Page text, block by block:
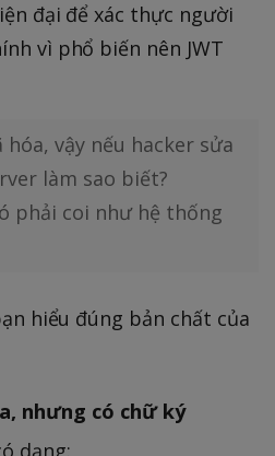
đại để xác thực người
vì phổ biến nên JWT
hóa, vậy nếu hacker sửa
làm sao biết?
phải coi như hệ thống
hiểu đúng bản chất của
nhưng có chữ ký